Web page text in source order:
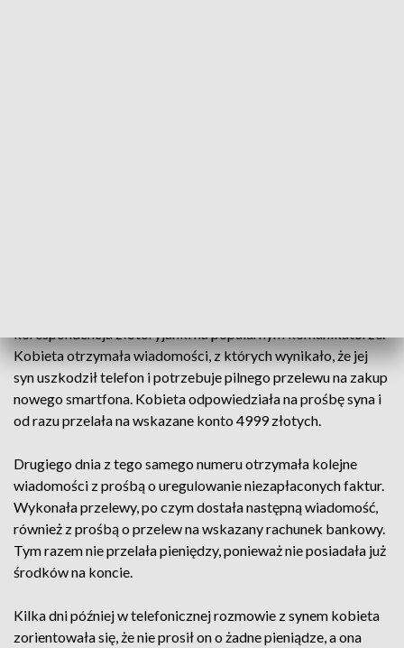
korespondencja złotoryjanki na popularnym komunikatorze.
Kobieta otrzymała wiadomości, z których wynikało, że jej
syn uszkodził telefon i potrzebuje pilnego przelewu na zakup
nowego smartfona. Kobieta odpowiedziała na prośbę syna i
od razu przelała na wskazane konto 4999 złotych.
Drugiego dnia z tego samego numeru otrzymała kolejne
wiadomości z prośbą o uregulowanie niezapłaconych faktur.
Wykonała przelewy, po czym dostała następną wiadomość,
również z prośbą o przelew na wskazany rachunek bankowy.
Tym razem nie przelała pieniędzy, ponieważ nie posiadała już
środków na koncie.
Kilka dni później w telefonicznej rozmowie z synem kobieta
zorientowała się, że nie prosił on o żadne pieniądze, a ona